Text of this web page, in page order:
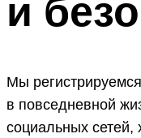
и
Мы
в повседневной
социальных сетей,